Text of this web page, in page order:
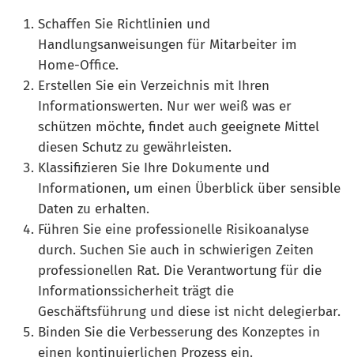
Schaffen Sie Richtlinien und
Handlungsanweisungen für Mitarbeiter im
Home-Office.
Erstellen Sie ein Verzeichnis mit Ihren
Informationswerten. Nur wer weiß was er
schützen möchte, findet auch geeignete Mittel
diesen Schutz zu gewährleisten.
Klassifizieren Sie Ihre Dokumente und
Informationen, um einen Überblick über sensible
Daten zu erhalten.
Führen Sie eine professionelle Risikoanalyse
durch. Suchen Sie auch in schwierigen Zeiten
professionellen Rat. Die Verantwortung für die
Informationssicherheit trägt die
Geschäftsführung und diese ist nicht delegierbar.
Binden Sie die Verbesserung des Konzeptes in
einen kontinuierlichen Prozess ein.